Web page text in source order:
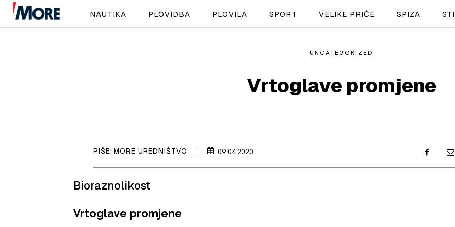
SPORT
NAUTIKA PLOVIDBA PLOVILA SPORT VELIKE PRIČE SPIZA
UNCATEGORIZED
Vrtoglave promjene
PIŠE: MORE UREDNIŠTVO 09.04.2020
Bioraznolikost
Vrtoglave promjene